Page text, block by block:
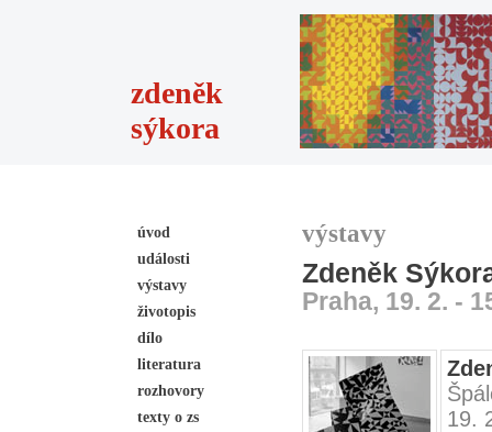
zdeněk
sýkora
úvod
události
výstavy
životopis
dílo
literatura
rozhovory
texty o zs
výstavy
Zdeněk
Praha, 19. 2. -
19.